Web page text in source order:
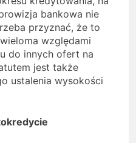
bankowa nie
przyznać, że to
względami
do innych ofert na
jest także
ustalenia wysokości